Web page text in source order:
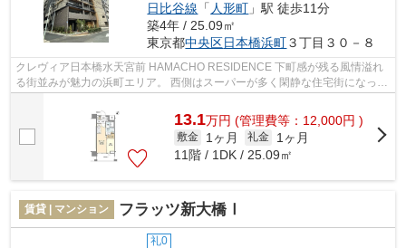
日比谷線 「 人形町 」駅 徒歩11分
築4年 / 25.09㎡
東京都中央区日本橋浜町３丁目３０－８
クレヴィア日本橋水天宮前 HAMACHO RESIDENCE 下町感が残る風情溢れ
る街並みが魅力の浜町エリア。 西側はスーパーが多く閑静な住宅街になって
13.1万円 (管理費等：12,000円 )
敷金 1ヶ月 礼金
1ヶ月
11階 / 1DK / 25.09㎡
賃貸 | マンション フラッツ新大橋Ⅰ
礼0